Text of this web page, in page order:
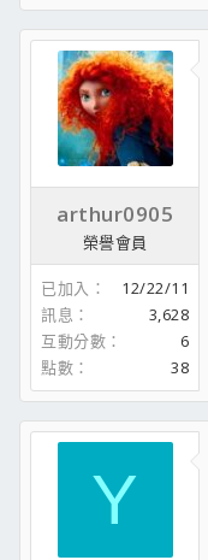
arthur0905
榮譽會員
已加入
12/22/11
訊息
3,628
互動分數
6
點數
38
Y